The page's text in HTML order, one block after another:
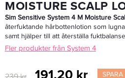
MOISTURE SCALP
Sim Sensitive System 4 M Moisture
återfuktande hårbottenlotion som
samt hjälper till att återställa
Fler produkter från System 4
191,20 kr